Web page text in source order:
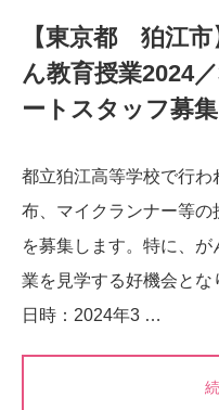
【東京都 狛江
ん教育授業2024
ートスタッフ募集
都立狛江高等学校で行
布、マイクランナー等
を募集します。特に、
業を見学する好機会とな
日時：2024年3 …